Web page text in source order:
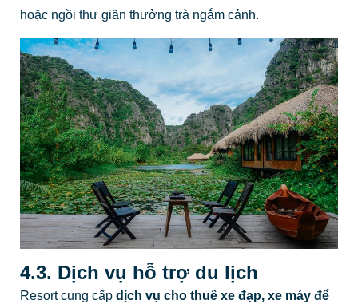
hoặc ngồi thư giãn thưởng trà ngắm cảnh.
4.3. Dịch vụ hỗ trợ du lịch
Resort cung cấp dịch vụ cho thuê xe đạp, xe máy để